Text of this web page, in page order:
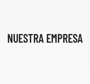
NUESTRA EMPRESA